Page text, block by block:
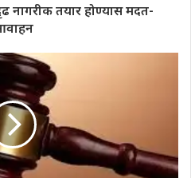
नागरीक तयार होण्यास मदत-